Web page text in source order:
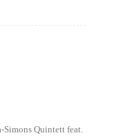
Simons Quintett feat.